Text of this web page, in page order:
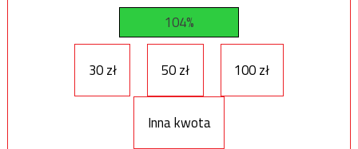
104%
30 zł 50 zł 100 zł
Inna kwota